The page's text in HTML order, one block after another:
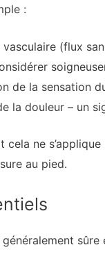
:
vasculaire (flux
de la sensation
la douleur – un
cela ne
au pied.